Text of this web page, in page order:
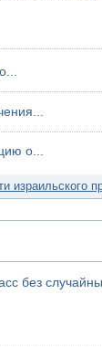
о...
израильского
без